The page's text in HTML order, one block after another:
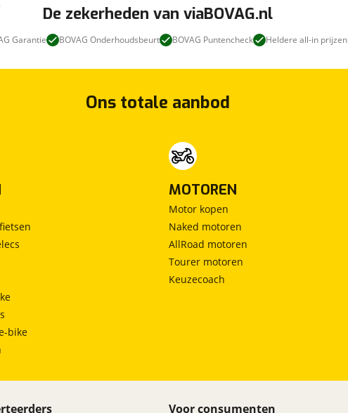
De zekerheden van viaBOVAG.nl
Garantie BOVAG Onderhoudsbeurt BOVAG Puntencheck Heldere all-in prijzen
Ons totale aanbod
bike
MOTOREN
Motor kopen
Naked motoren
AllRoad motoren
Tourer motoren
Keuzecoach
Voor consumenten